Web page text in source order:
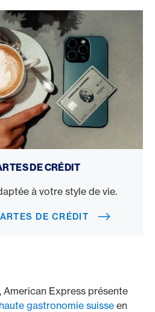
DE CRÉDIT
à votre style de vie.
DE CRÉDIT
American Express présente
gastronomie suisse en